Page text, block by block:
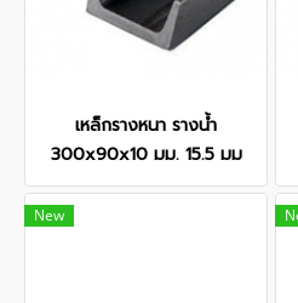
เหล็กรางหนา รางน้ำ
300x90x10 มม. 15.5 มม
New